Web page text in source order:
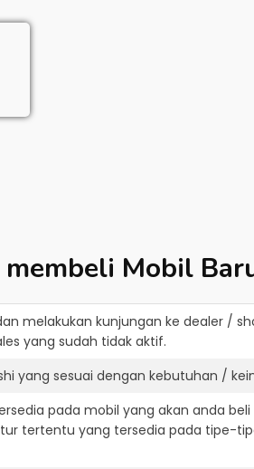
Mobil
melakukan kunjungan ke dealer /
yang sudah tidak aktif.
yang sesuai dengan kebutuhan /
pada mobil yang akan anda
tertentu yang tersedia pada tipe-